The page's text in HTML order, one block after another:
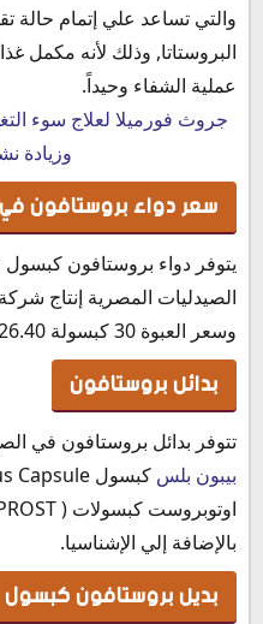
والتي تساعد علي إتمام حالة
البروستاتا, وذلك لأنه مكمل
عملية الشفاء وحيداً.
جروث فورميلا لعلاج سوء
وزيادة
سعر دواء بروستافون في
وسعر العبوة 30 كبسولة 26.40 ج.م.
بدائل بروستافون
تتوفر بدائل بروستافون في
بيبون بلس كبسول Peppon plus Capsule بدون
اوتوبروست كبسولات ( UTOPROST )
بالإضافة إلي الإشناسيا.
بديل بروستافون كبسول